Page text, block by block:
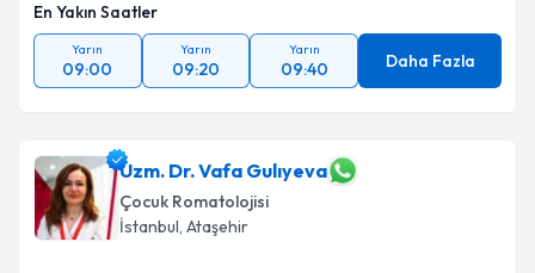
En Yakın Saatler
Yarın
09:00
Yarın
09:20
Yarın
09:40 Daha Fazla
Uzm. Dr. Vafa Gulıyeva
Çocuk Romatolojisi
İstanbul, Ataşehir